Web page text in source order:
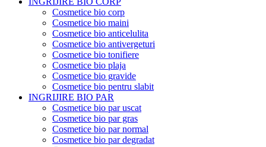
Cosmetice bio corp
Cosmetice bio maini
Cosmetice bio anticelulita
Cosmetice bio antivergeturi
Cosmetice bio tonifiere
Cosmetice bio plaja
Cosmetice bio gravide
Cosmetice bio pentru slabit
INGRIJIRE BIO PAR
Cosmetice bio par uscat
Cosmetice bio par gras
Cosmetice bio par normal
Cosmetice bio par degradat